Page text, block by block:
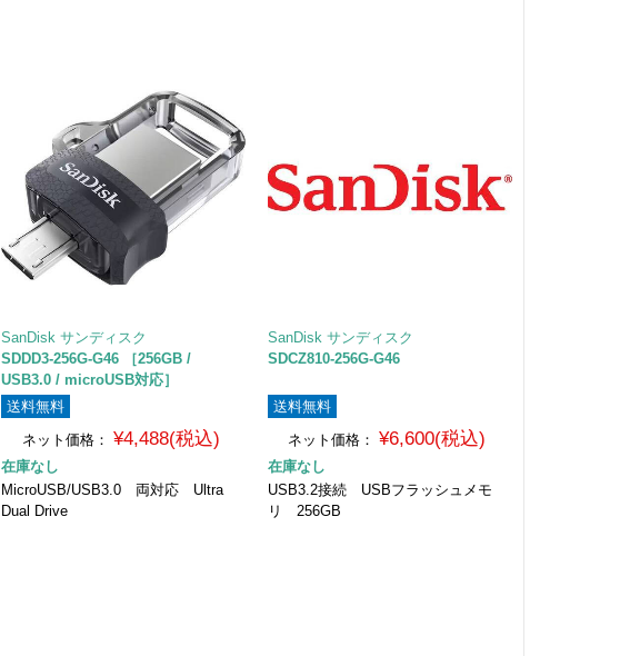
SanDisk サンディスク
SDDD3-256G-G46 ［256GB /
USB3.0 / microUSB対応］
送料無料
ネット価格：
¥4,488(税込)
在庫なし
MicroUSB/USB3.0 両対応 Ultra
Dual Drive
SanDisk サンディスク
SDCZ810-256G-G46
送料無料
ネット価格：
¥6,600(税込)
在庫なし
USB3.2接続 USBフラッシュメモ
リ 256GB